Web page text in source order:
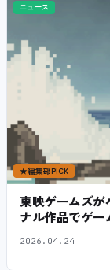
ニュース
★編集部PICK
東映ゲームズが
ナル作品でゲー
2026.04.24